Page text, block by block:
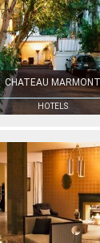
CHATEAU MARMONT
HOTELS